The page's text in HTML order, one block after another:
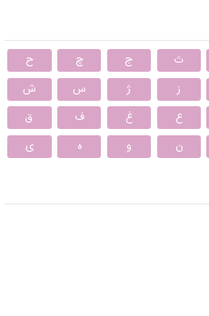
ث ج چ
ح
ز ژ س
ش
ع غ ف
ق
ن و ه ی